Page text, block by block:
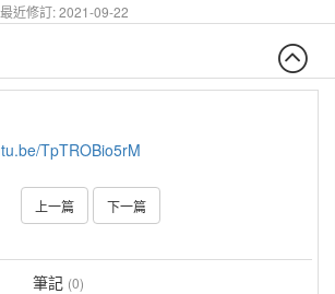
最近修訂: 2021-09-22
TpTROBio5rM
上一篇 下一篇
筆記 (0)